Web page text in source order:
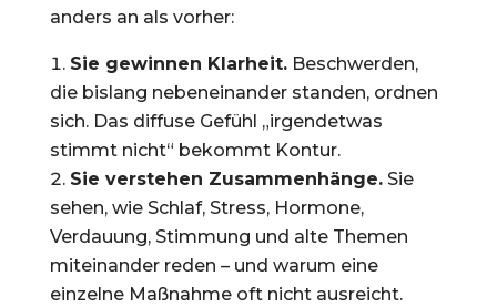
anders an als vorher:
Sie gewinnen Klarheit.Beschwerden,
die bislang nebeneinander standen, ordnen
sich. Das diffuse Gefühl „irgendetwas
stimmt nicht“ bekommt Kontur.
Sie verstehen Zusammenhänge.Sie
sehen, wie Schlaf, Stress, Hormone,
Verdauung, Stimmung und alte Themen
miteinander reden – und warum eine
einzelne Maßnahme oft nicht ausreicht.